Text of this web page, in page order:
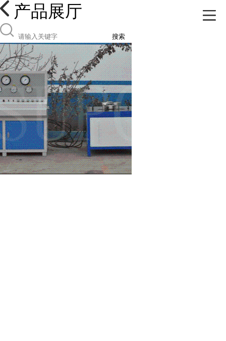
产品展厅
搜索